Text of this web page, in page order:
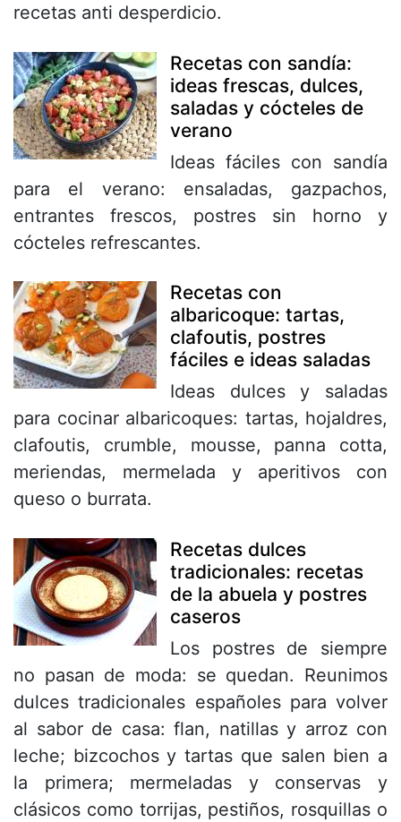
recetas anti desperdicio.
Recetas con sandía:
ideas frescas, dulces,
saladas y cócteles de
verano
Ideas fáciles con sandía
para el verano: ensaladas, gazpachos,
entrantes frescos, postres sin horno y
cócteles refrescantes.
Recetas con
albaricoque: tartas,
clafoutis, postres
fáciles e ideas saladas
Ideas dulces y saladas
para cocinar albaricoques: tartas, hojaldres,
clafoutis, crumble, mousse, panna cotta,
meriendas, mermelada y aperitivos con
queso o burrata.
Recetas dulces
tradicionales: recetas
de la abuela y postres
caseros
Los postres de siempre
no pasan de moda: se quedan. Reunimos
dulces tradicionales españoles para volver
al sabor de casa: flan, natillas y arroz con
leche; bizcochos y tartas que salen bien a
la primera; mermeladas y conservas y
clásicos como torrijas, pestiños, rosquillas o